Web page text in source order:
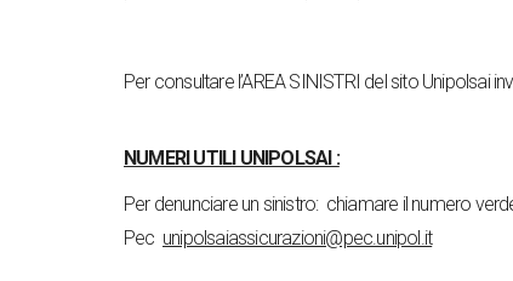
Per consultare l’AREA SINISTRI del sito Unipolsai
NUMERI UTILI UNIPOLSAI :
Per denunciare un sinistro:chiamare il numero
Pec unipolsaiassicurazioni@pec.unipol.it